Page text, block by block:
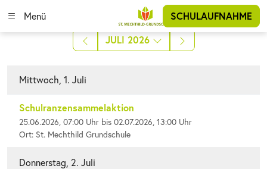
Menü
SCHULAUFNAHME
JULI 2026
Mittwoch, 1. Juli
Schulranzensammelaktion
25.06.2026, 07:00 Uhr bis 02.07.2026, 13:00 Uhr
Ort: St. Mechthild Grundschule
Donnerstag, 2. Juli